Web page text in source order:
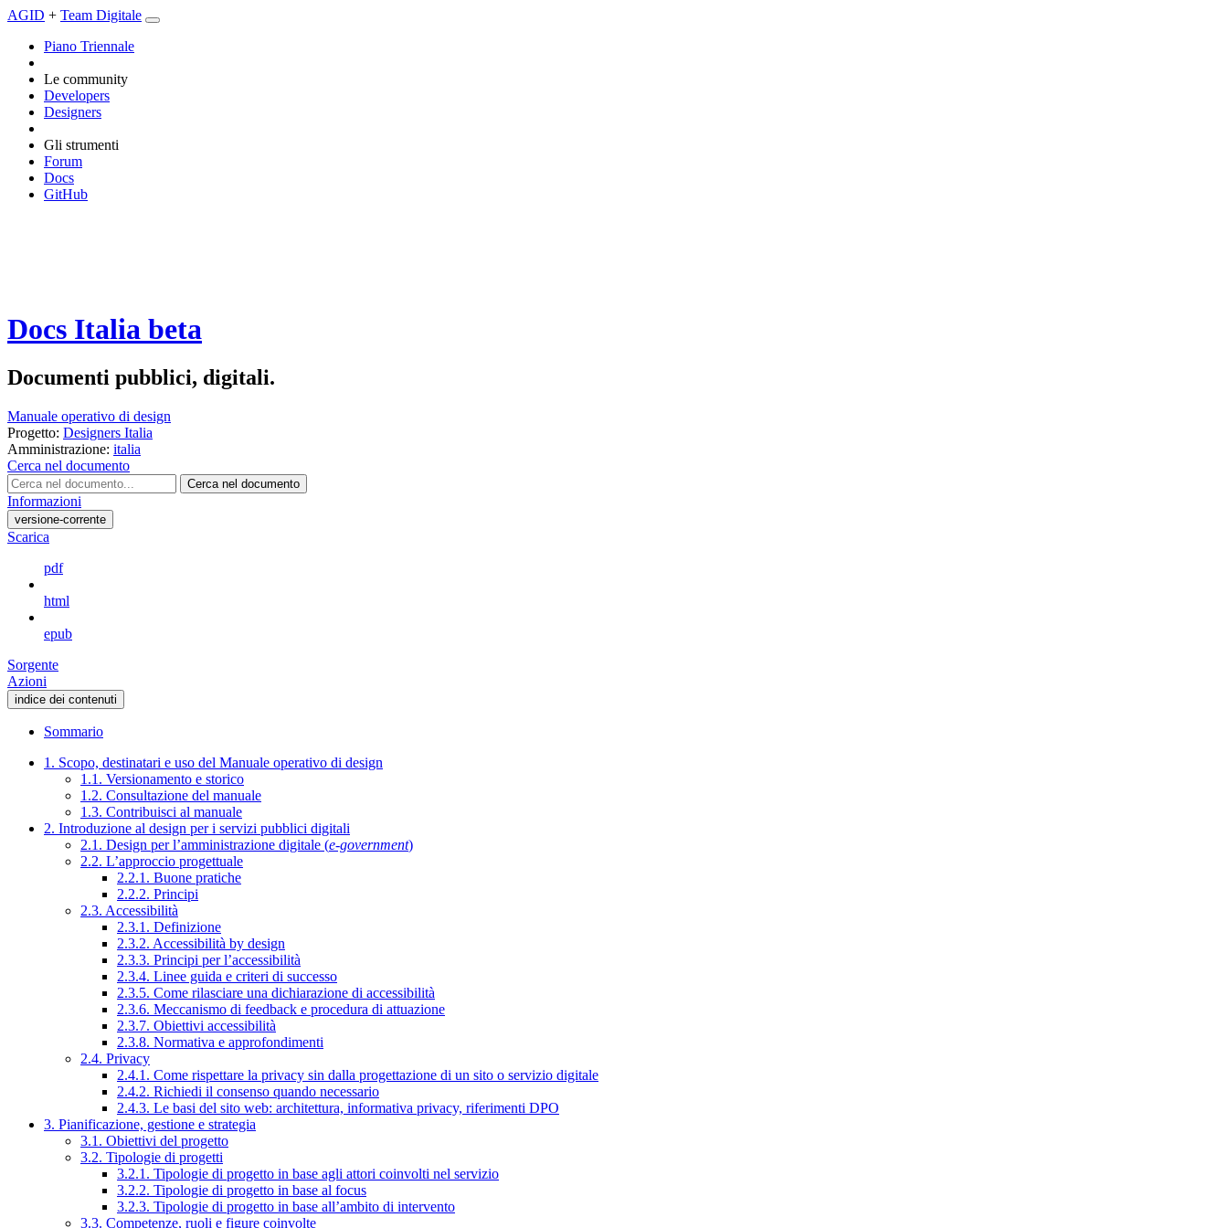
AGID + Team Digitale
Piano Triennale
Le community
Developers
Designers
Gli strumenti
Forum
Docs
GitHub
Docs Italia beta
Documenti pubblici, digitali.
Manuale operativo di design
Progetto: Designers Italia
Amministrazione: italia
Cerca nel documento
Cerca nel documento
Informazioni
versione-corrente
Scarica
pdf
html
epub
Sorgente
Azioni
indice dei contenuti
Sommario
1. Scopo, destinatari e uso del Manuale operativo di design
1.1. Versionamento e storico
1.2. Consultazione del manuale
1.3. Contribuisci al manuale
2. Introduzione al design per i servizi pubblici digitali
2.1. Design per l’amministrazione digitale (e-government)
2.2. L’approccio progettuale
2.2.1. Buone pratiche
2.2.2. Principi
2.3. Accessibilità
2.3.1. Definizione
2.3.2. Accessibilità by design
2.3.3. Principi per l’accessibilità
2.3.4. Linee guida e criteri di successo
2.3.5. Come rilasciare una dichiarazione di accessibilità
2.3.6. Meccanismo di feedback e procedura di attuazione
2.3.7. Obiettivi accessibilità
2.3.8. Normativa e approfondimenti
2.4. Privacy
2.4.1. Come rispettare la privacy sin dalla progettazione di un sito o servizio digitale
2.4.2. Richiedi il consenso quando necessario
2.4.3. Le basi del sito web: architettura, informativa privacy, riferimenti DPO
3. Pianificazione, gestione e strategia
3.1. Obiettivi del progetto
3.2. Tipologie di progetti
3.2.1. Tipologie di progetto in base agli attori coinvolti nel servizio
3.2.2. Tipologie di progetto in base al focus
3.2.3. Tipologie di progetto in base all’ambito di intervento
3.3. Competenze, ruoli e figure coinvolte